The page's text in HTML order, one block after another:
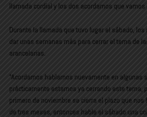
llamada cordial y los dos acordamos que vamos
Durante la llamada que tuvo lugar el sábado,
dar unas semanas más para cerrar el tema de
arancelarias.
“Acordamos hablarnos nuevamente en algunas
prácticamente estamos ya cerrando este tema,
primero de noviembre se cierra el plazo que
de tres meses, entonces hable el sábado una